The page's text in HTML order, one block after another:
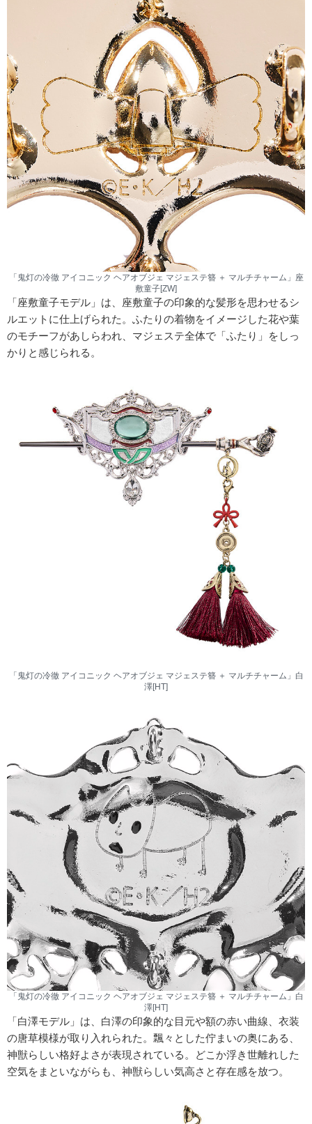
「鬼灯の冷徹 アイコニック ヘアオブジェ マジェステ簪 ＋ マルチチャーム」座
敷童子[ZW]
「座敷童子モデル」は、座敷童子の印象的な髪形を思わせるシ
ルエットに仕上げられた。ふたりの着物をイメージした花や葉
のモチーフがあしらわれ、マジェステ全体で「ふたり」をしっ
かりと感じられる。
「鬼灯の冷徹 アイコニック ヘアオブジェ マジェステ簪 ＋ マルチチャーム」白
澤[HT]
「鬼灯の冷徹 アイコニック ヘアオブジェ マジェステ簪 ＋ マルチチャーム」白
澤[HT]
「白澤モデル」は、白澤の印象的な目元や額の赤い曲線、衣装
の唐草模様が取り入れられた。飄々とした佇まいの奥にある、
神獣らしい格好よさが表現されている。どこか浮き世離れした
空気をまといながらも、神獣らしい気高さと存在感を放つ。